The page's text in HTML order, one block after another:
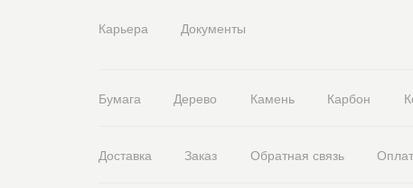
Карьера Документы
Бумага Дерево Камень Карбон
Доставка Заказ Обратная связь